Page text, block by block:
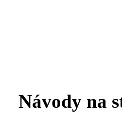
Návody na